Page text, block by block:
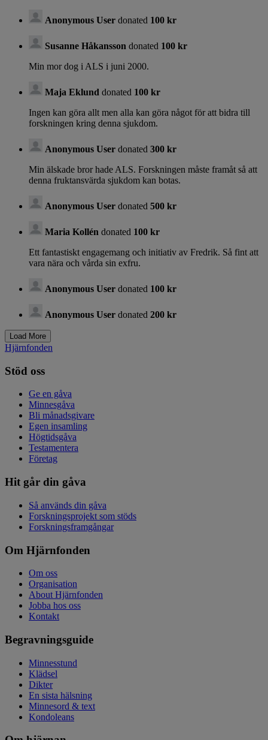
Anonymous User donated 100 kr
Susanne Håkansson donated 100 kr
Min mor dog i ALS i juni 2000.
Maja Eklund donated 100 kr
Ingen kan göra allt men alla kan göra något för att bidra till
forskningen kring denna sjukdom.
Anonymous User donated 300 kr
Min älskade bror hade ALS. Forskningen måste framåt så att
denna fruktansvärda sjukdom kan botas.
Anonymous User donated 500 kr
Maria Kollén donated 100 kr
Ett fantastiskt engagemang och initiativ av Fredrik. Så fint att
vara nära och vårda sin exfru.
Anonymous User donated 100 kr
Anonymous User donated 200 kr
Hjärnfonden
Stöd oss
Ge en gåva
Minnesgåva
Bli månadsgivare
Egen insamling
Högtidsgåva
Testamentera
Företag
Hit går din gåva
Så används din gåva
Forskningsprojekt som stöds
Forskningsframgångar
Om Hjärnfonden
Om oss
Organisation
About Hjärnfonden
Jobba hos oss
Kontakt
Begravningsguide
Minnesstund
Klädsel
Dikter
En sista hälsning
Minnesord & text
Kondoleans